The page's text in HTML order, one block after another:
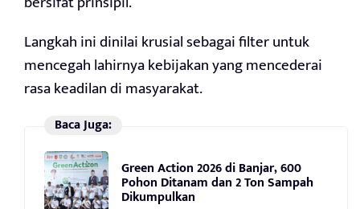
Langkah ini dinilai krusial sebagai filter untuk
mencegah lahirnya kebijakan yang mencederai
rasa keadilan di masyarakat.
Baca Juga:
Green Action 2026 di Banjar, 600
Pohon Ditanam dan 2 Ton Sampah
Dikumpulkan